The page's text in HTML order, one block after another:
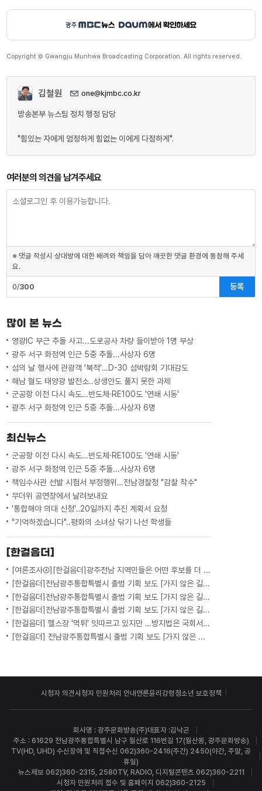
Copyright © Gwangju Munhwa Broadcasting Corporation. All rights reserved.
김철원 one@kjmbc.co.kr
방송본부 뉴스팀 정치 행정 담당
"힘있는 자에게 엄정하게 힘없는 이에게 다정하게".
여러분의 의견을 남겨주세요
※ 댓글 작성시 상대방에 대한 배려와 책임을 담아 깨끗한 댓글 환경에 동참해 주세
요.
0/300 등록
많이 본 뉴스
영광IC 부근 추돌 사고...도로공사 차량 들이받아 1명 부상
광주 서구 화정역 인근 5중 추돌...사상자 6명
섬의 날 행사에 관광객 '북적'…D-30 섬박람회 기대감도
해남 혈도 태양광 발전소..상생안도 풀지 못한 과제
군공항 이전 다시 속도…반도체·RE100도 '연쇄 시동'
광주 서구 화정역 인근 5중 추돌...사상자 6명
최신뉴스
군공항 이전 다시 속도…반도체·RE100도 '연쇄 시동'
광주 서구 화정역 인근 5중 추돌...사상자 6명
책임수사관 선발 시험서 부정행위…전남경찰청 "감찰 착수"
무더위 공연장에서 날려보내요
'통합해야 의대 신청'‥20일까지 추진 계획서 요청
"기억하겠습니다"..평화의 소녀상 닦기 나선 학생들
[한걸음더]
[여론조사④][한걸음더]광주전남 지역민들은 어떤 후보를 더 선호할까.. 변수는?
[한걸음더]전남광주통합특별시 출범 기획 보도 [가지 않은 길] 5편 프랑스 헌법에 새긴 '지방 분권'..전남광주 통합 성공 조건은?
[한걸음더]전남광주통합특별시 출범 기획 보도 [가지 않은 길] 4편 프랑스 지역 통합 10년 성적표
[한걸음더]전남광주통합특별시 출범 기획 보도 [가지 않은 길] 3편 프랑스 통합 10년 지났지만..."우린 여전히 알자스인"
[한걸음더] 헬스장 '먹튀' 잇따르고 있지만 …방지법은 국회서 낮잠
[한걸음더] 전남광주통합특별시 출범 기획 보도 [가지 않은 길] 2편 지방이 주도한 투자..'유럽 상위 5개 지역' 도약 비결은?
시청자 의견시청자 민원처리 안내언론윤리강령 청소년 보호정책
회사명 : 광주문화방송(주)대표자 :김낙곤
주소 : 61629 전남광주통합특별시 남구 월산로 116번길 17(월산동, 광주문화방송)
TV(HD, UHD) 수신장애 및 직접수신 062)360-2416(주간) 2450(야간, 주말, 공
휴일)
뉴스제보 062)360-2315, 2580TV, RADIO, 디지털콘텐츠 062)360-2211
시청자 민원처리 접수 및 홈페이지 062)360-2125